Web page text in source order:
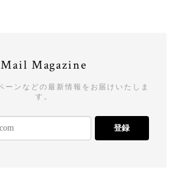
Mail Magazine
ーンなどの最新情報をお届けいたしま
す。
登録